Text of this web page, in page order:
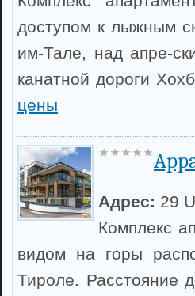
доступом к лыжным
им-Тале, над апре-
канатной дороги
цены
Адрес: 29
Комплекс
видом на горы
Тироле. Расстояние